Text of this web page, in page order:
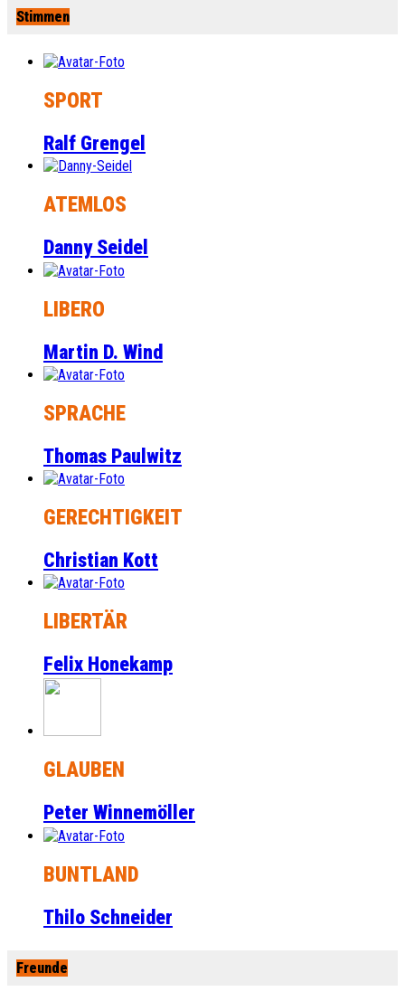
Stimmen
SPORT
Ralf Grengel
ATEMLOS
Danny Seidel
LIBERO
Martin D. Wind
SPRACHE
Thomas Paulwitz
GERECHTIGKEIT
Christian Kott
LIBERTÄR
Felix Honekamp
GLAUBEN
Peter Winnemöller
BUNTLAND
Thilo Schneider
Freunde